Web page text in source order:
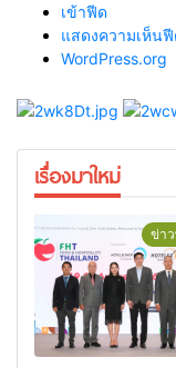
เข้าฟีด
แสดงความเห็น
WordPress.org
เรื่องมาใหม่
ข่า